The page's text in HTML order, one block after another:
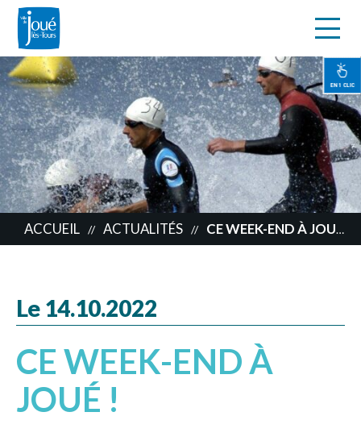
Aller
au
contenu
principal
EN 1 CLIC
ACCUEIL // ACTUALITÉS // CE WEEK-END À JOUÉ !
Le 14.10.2022
CE WEEK-END À
JOUÉ !